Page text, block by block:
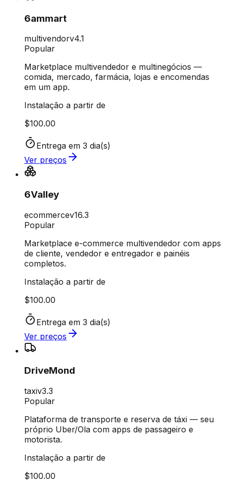
6ammart
multivendorv4.1
Popular
Marketplace multivendedor e multinegócios —
comida, mercado, farmácia, lojas e encomendas
em um app.
Instalação a partir de
$100.00
Entrega em 3 dia(s)
Ver preços
6Valley
ecommercev16.3
Popular
Marketplace e-commerce multivendedor com apps
de cliente, vendedor e entregador e painéis
completos.
Instalação a partir de
$100.00
Entrega em 3 dia(s)
Ver preços
DriveMond
taxiv3.3
Popular
Plataforma de transporte e reserva de táxi — seu
próprio Uber/Ola com apps de passageiro e
motorista.
Instalação a partir de
$100.00